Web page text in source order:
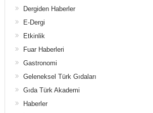
Dergiden Haberler
E-Dergi
Etkinlik
Fuar Haberleri
Gastronomi
Geleneksel Türk Gıdaları
Gıda Türk Akademi
Haberler